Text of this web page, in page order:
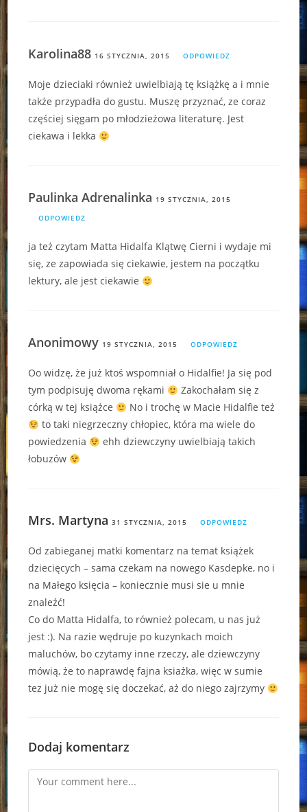
Karolina88 16 STYCZNIA, 2015 ODPOWIEDZ
Moje dzieciaki również uwielbiają tę książkę a i mnie
także przypadła do gustu. Muszę przyznać, ze coraz
częściej sięgam po młodzieżowa literaturę. Jest
ciekawa i lekka
Paulinka Adrenalinka 19 STYCZNIA, 2015
ODPOWIEDZ
ja też czytam Matta Hidalfa Klątwę Cierni i wydaje mi
się, ze zapowiada się ciekawie, jestem na początku
lektury, ale jest ciekawie
Anonimowy 19 STYCZNIA, 2015 ODPOWIEDZ
Oo widzę, że już ktoś wspomniał o Hidalfie! Ja się pod
tym podpisuję dwoma rękami
Zakochałam się z
córką w tej książce
No i trochę w Macie Hidalfie też
to taki niegrzeczny chłopiec, która ma wiele do
powiedzenia
ehh dziewczyny uwielbiają takich
łobuzów
Mrs. Martyna 31 STYCZNIA, 2015 ODPOWIEDZ
Od zabieganej matki komentarz na temat książek
dziecięcych – sama czekam na nowego Kasdepke, no i
na Małego księcia – koniecznie musi sie u mnie
znaleźć!
Co do Matta Hidalfa, to również polecam, u nas już
jest :). Na razie wędruje po kuzynkach moich
maluchów, bo czytamy inne rzeczy, ale dziewczyny
mówią, że to naprawdę fajna ksiażka, więc w sumie
tez już nie mogę się doczekać, aż do niego zajrzymy
Dodaj komentarz
Comment